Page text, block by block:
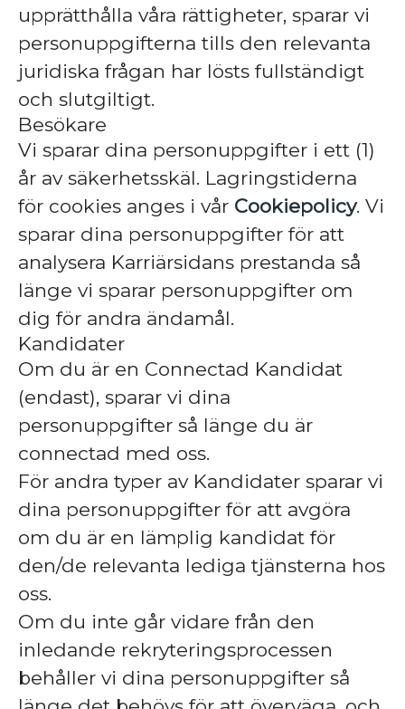
upprätthålla våra rättigheter, sparar vi
personuppgifterna tills den relevanta
juridiska frågan har lösts fullständigt
och slutgiltigt.
Besökare
Vi sparar dina personuppgifter i ett (1)
år av säkerhetsskäl. Lagringstiderna
för cookies anges i vår Cookiepolicy. Vi
sparar dina personuppgifter för att
analysera Karriärsidans prestanda så
länge vi sparar personuppgifter om
dig för andra ändamål.
Kandidater
Om du är en Connectad Kandidat
(endast), sparar vi dina
personuppgifter så länge du är
connectad med oss.
För andra typer av Kandidater sparar vi
dina personuppgifter för att avgöra
om du är en lämplig kandidat för
den/de relevanta lediga tjänsterna hos
oss.
Om du inte går vidare från den
inledande rekryteringsprocessen
behåller vi dina personuppgifter så